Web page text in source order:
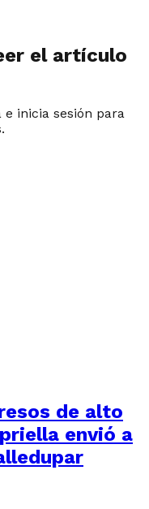
el artículo
inicia sesión para
de alto
envió a